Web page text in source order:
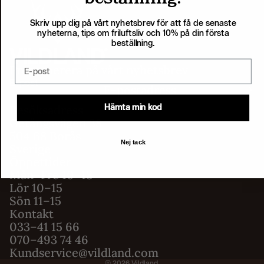
Prenumerera på vårt nyhetsbrev
E-post
Getängsvägen 38
Mån–Fre 10–18
Lör 10–15
Sön 11–15
Kontakt
033–41 15 66
070–493 74 46
Kundservice@vildland.com
Integritetspolicy
Användarvillkor
Återbetalningspolicy
Kontaktinformation
Skriv upp dig på vårt nyhetsbrev för att få de senaste
nyheterna, tips om friluftsliv och 10% på din första
beställning.
Email
Hämta min kod
Nej tack